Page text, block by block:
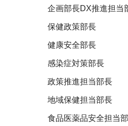
企画部長DX推進担当
保健政策部長
健康安全部長
感染症対策部長
政策推進担当部長
地域保健担当部長
食品医薬品安全担当